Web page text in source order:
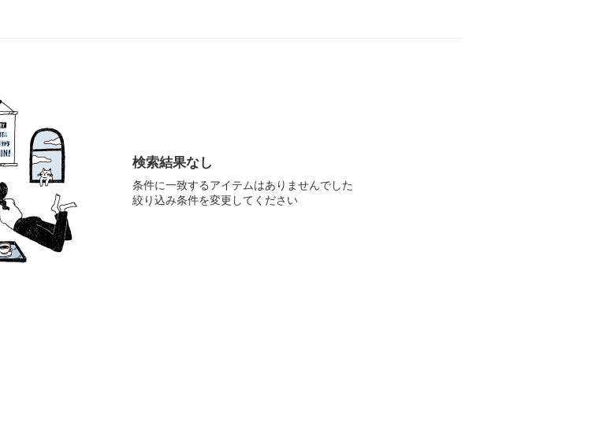
検索結果なし
条件に一致するアイテムはありませんでした
絞り込み条件を変更してください